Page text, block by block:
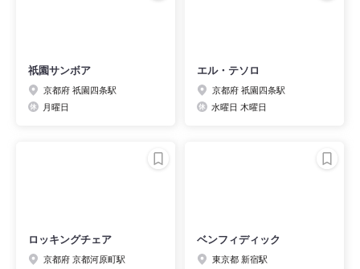
祇園サンボア
京都府 祇園四条駅
月曜日
エル・テソロ
京都府 祇園四条駅
水曜日 木曜日
ロッキングチェア
京都府 京都河原町駅
ベンフィディック
東京都 新宿駅